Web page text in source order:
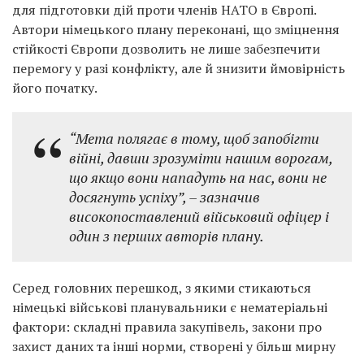
для підготовки дій проти членів НАТО в Європі.
Автори німецького плану переконані, що зміцнення
стійкості Європи дозволить не лише забезпечити
перемогу у разі конфлікту, але й знизити ймовірність
його початку.
“Мета полягає в тому, щоб запобігти
війні, давши зрозуміти нашим ворогам,
що якщо вони нападуть на нас, вони не
досягнуть успіху”, – зазначив
високопоставлений військовий офіцер і
один з перших авторів плану.
Серед головних перешкод, з якими стикаються
німецькі військові планувальники є нематеріальні
фактори: складні правила закупівель, закони про
захист даних та інші норми, створені у більш мирну